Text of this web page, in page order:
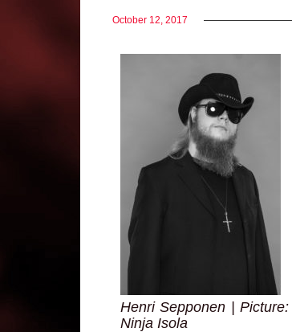
October 12, 2017
Henri Sepponen | Picture:
Ninja Isola